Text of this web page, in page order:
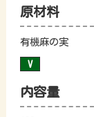
原材料
有機麻の実
内容量